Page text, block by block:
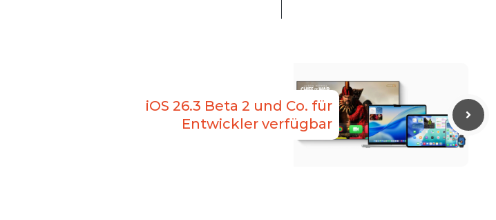
iOS 26.3 Beta 2 und Co. für
Entwickler verfügbar